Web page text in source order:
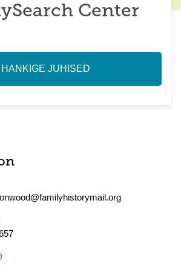
Center
HANKIGE JUHISED